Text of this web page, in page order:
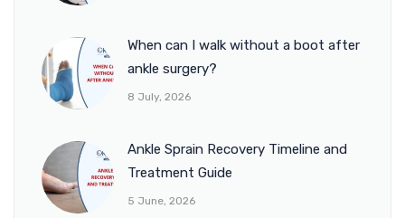
When can I walk without a boot after
ankle surgery?
8 July, 2026
Ankle Sprain Recovery Timeline and
Treatment Guide
5 June, 2026